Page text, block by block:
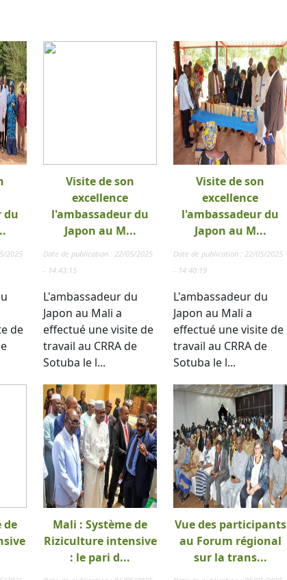
du
2025
de
Visite de son
excellence
l'ambassadeur du
Japon au M...
Date de publication : 22/05/2025
- 14:43:15
L'ambassadeur du
Japon au Mali a
effectué une visite de
travail au CRRA de
Sotuba le l...
Visite de son
excellence
l'ambassadeur du
Japon au M...
Date de publication : 22/05/2025
- 14:40:19
L'ambassadeur du
Japon au Mali a
effectué une visite de
travail au CRRA de
Sotuba le l...
de
Mali : Système de
Riziculture intensive
: le pari d...
Vue des participants
au Forum régional
sur la trans...